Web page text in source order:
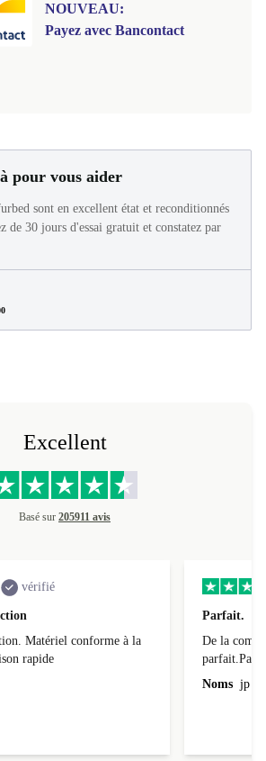
NOUVEAU:
Payez avec Bancontact
pour vous aider
sont en excellent état et reconditionnés
de 30 jours d'essai gratuit et constatez par
Excellent
Basé sur 205911 avis
vérifié
Matériel conforme à la
rapide
Parfait.
De la
Noms jp